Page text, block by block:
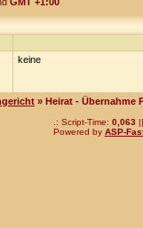
keine
» Heirat - Übernahme
.: Script-Time: 0,063
Powered by ASP-